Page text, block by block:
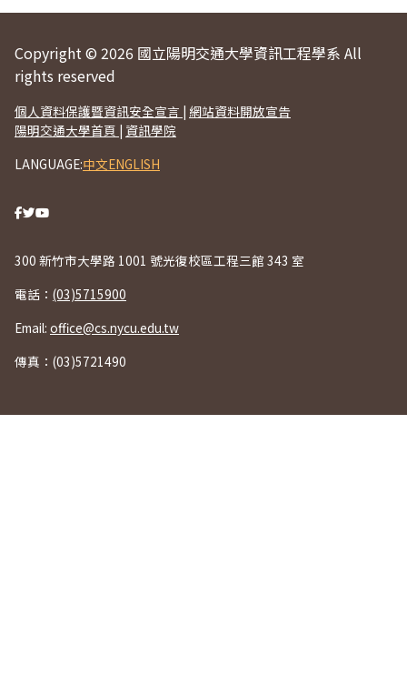
Copyright © 2026 國立陽明交通大學資訊工程學系 All
rights reserved
個人資料保護暨資訊安全宣言 | 網站資料開放宣告
陽明交通大學首頁 | 資訊學院
LANGUAGE:中文ENGLISH
300 新竹市大學路 1001 號光復校區工程三館 343 室
電話： (03)5715900
Email: office@cs.nycu.edu.tw
傳真：(03)5721490